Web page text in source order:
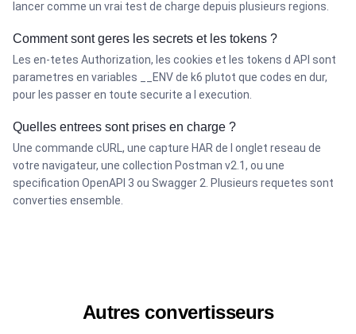
lancer comme un vrai test de charge depuis plusieurs regions.
Comment sont geres les secrets et les tokens ?
Les en-tetes Authorization, les cookies et les tokens d API sont
parametres en variables __ENV de k6 plutot que codes en dur,
pour les passer en toute securite a l execution.
Quelles entrees sont prises en charge ?
Une commande cURL, une capture HAR de l onglet reseau de
votre navigateur, une collection Postman v2.1, ou une
specification OpenAPI 3 ou Swagger 2. Plusieurs requetes sont
converties ensemble.
Autres convertisseurs